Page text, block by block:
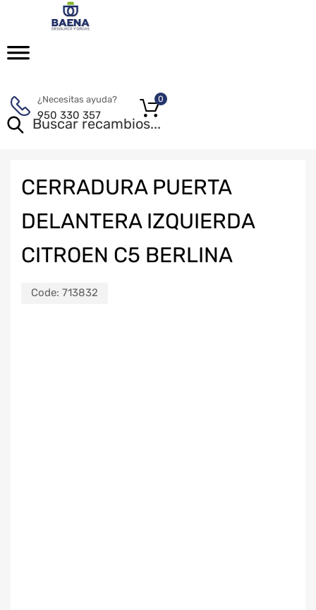
¿Necesitas ayuda?
950 330 357
0
CERRADURA PUERTA
DELANTERA IZQUIERDA
CITROEN C5 BERLINA
Code: 713832